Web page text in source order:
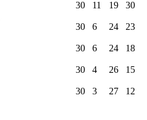
30 11 19 30
30 6 24 23
30 6 24 18
30 4 26 15
30 3 27 12